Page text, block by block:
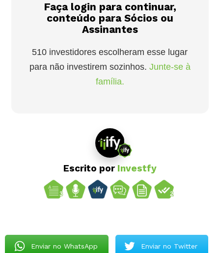
Faça login para continuar,
conteúdo para Sócios ou
Assinantes
510 investidores escolheram esse lugar
para não investirem sozinhos. Junte-se à
família.
Escrito por Investfy
Enviar no WhatsApp Enviar no Twitter